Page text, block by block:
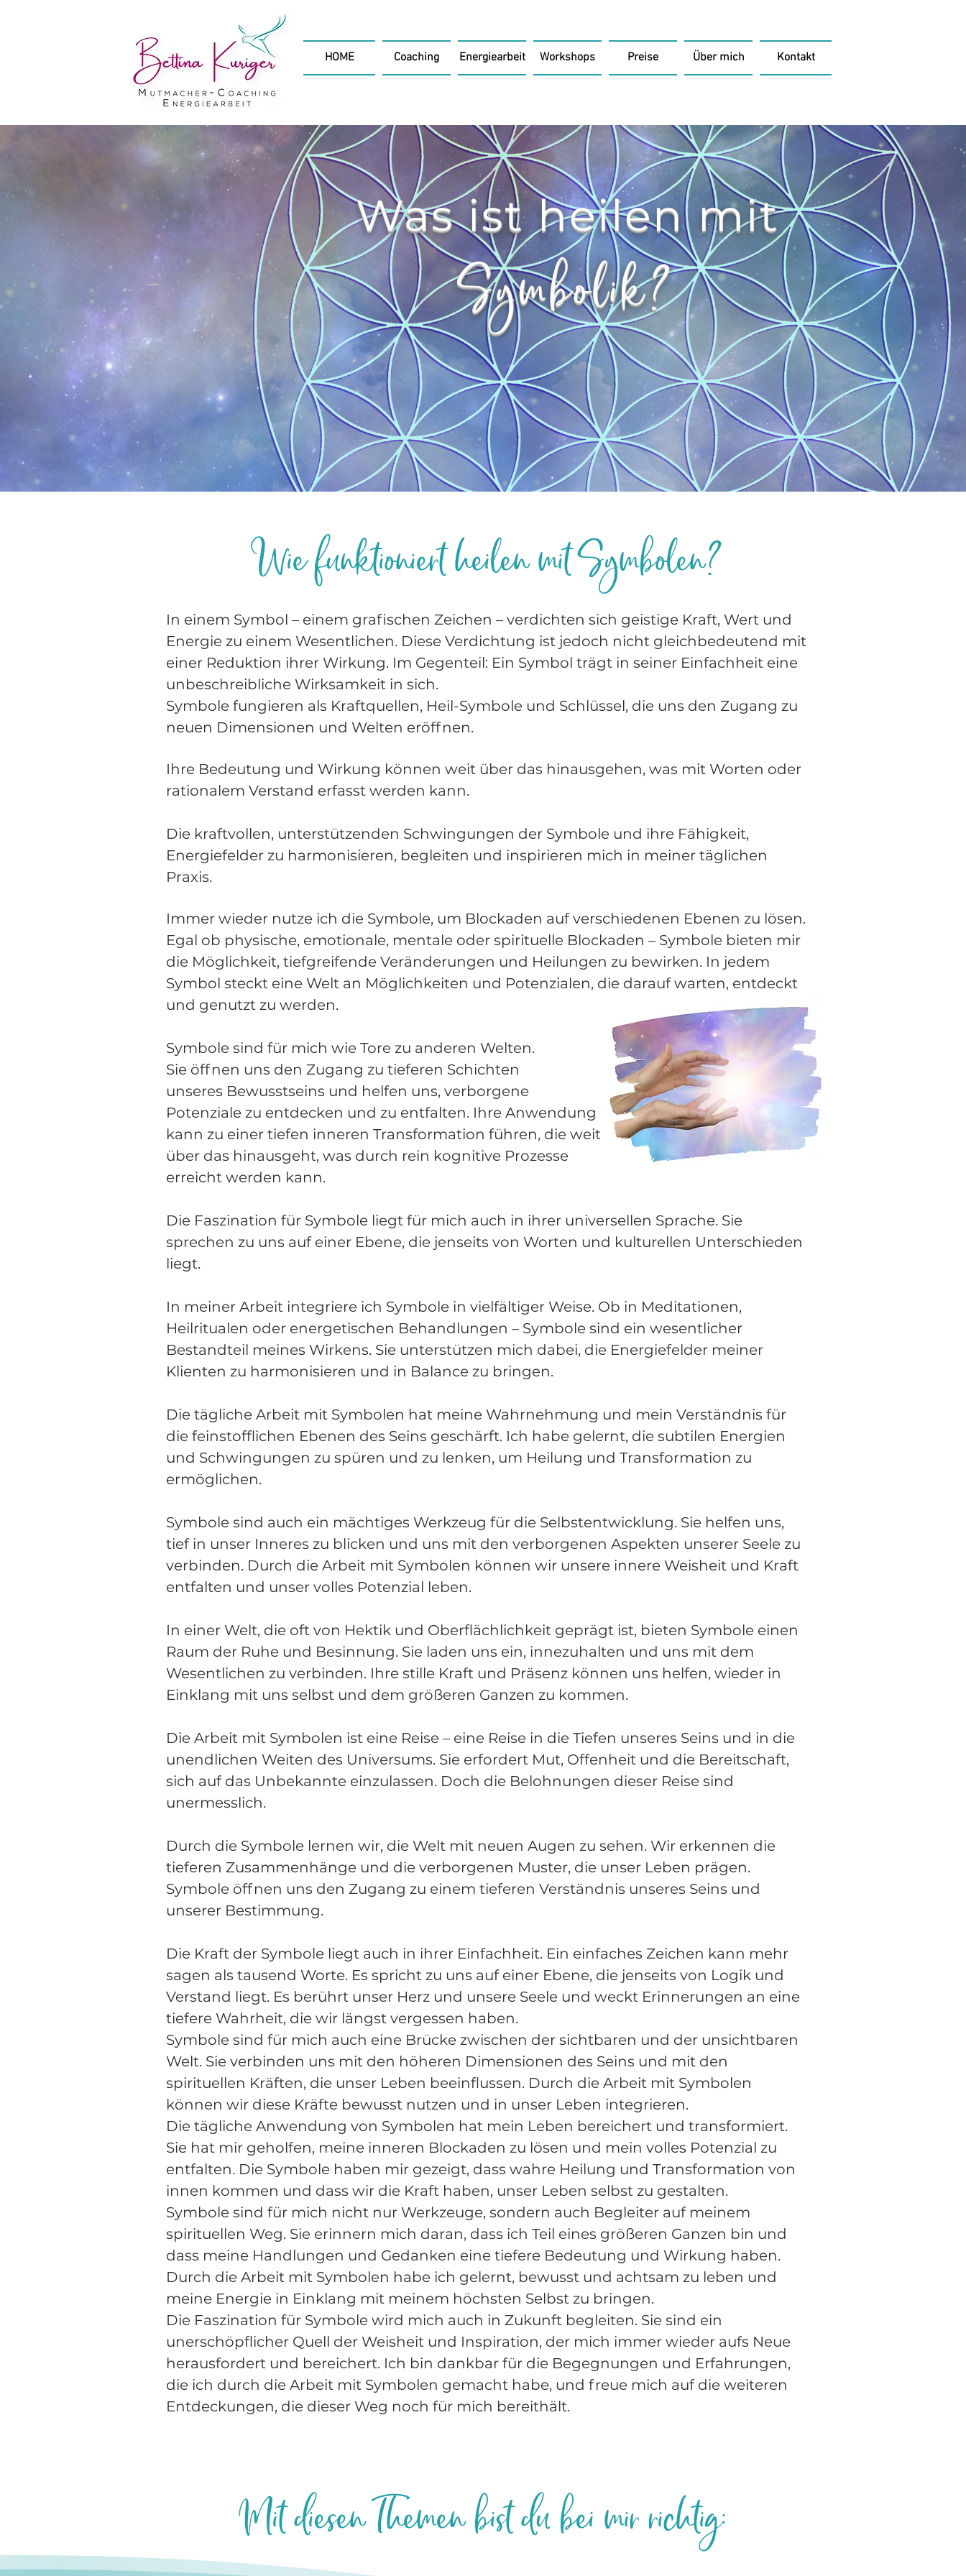
HOME Coaching Energiearbeit Workshops Preise Über mich Kontakt
Was ist heilen mit
Symbolik?
Wie funktioniert heilen mit Symbolen?
In einem Symbol – einem grafischen Zeichen – verdichten sich geistige Kraft, Wert und
Energie zu einem Wesentlichen. Diese Verdichtung ist jedoch nicht gleichbedeutend mit
einer Reduktion ihrer Wirkung. Im Gegenteil: Ein Symbol trägt in seiner Einfachheit eine
unbeschreibliche Wirksamkeit in sich.
Symbole fungieren als Kraftquellen, Heil-Symbole und Schlüssel, die uns den Zugang zu
neuen Dimensionen und Welten eröffnen.
Ihre Bedeutung und Wirkung können weit über das hinausgehen, was mit Worten oder
rationalem Verstand erfasst werden kann.
Die kraftvollen, unterstützenden Schwingungen der Symbole und ihre Fähigkeit,
Energiefelder zu harmonisieren, begleiten und inspirieren mich in meiner täglichen
Praxis.
Immer wieder nutze ich die Symbole, um Blockaden auf verschiedenen Ebenen zu lösen.
Egal ob physische, emotionale, mentale oder spirituelle Blockaden – Symbole bieten mir
die Möglichkeit, tiefgreifende Veränderungen und Heilungen zu bewirken. In jedem
Symbol steckt eine Welt an Möglichkeiten und Potenzialen, die darauf warten, entdeckt
und genutzt zu werden.
Symbole sind für mich wie Tore zu anderen Welten.
Sie öffnen uns den Zugang zu tieferen Schichten
unseres Bewusstseins und helfen uns, verborgene
Potenziale zu entdecken und zu entfalten. Ihre Anwendung
kann zu einer tiefen inneren Transformation führen, die weit
über das hinausgeht, was durch rein kognitive Prozesse
erreicht werden kann.
Die Faszination für Symbole liegt für mich auch in ihrer universellen Sprache. Sie
sprechen zu uns auf einer Ebene, die jenseits von Worten und kulturellen Unterschieden
liegt.
In meiner Arbeit integriere ich Symbole in vielfältiger Weise. Ob in Meditationen,
Heilritualen oder energetischen Behandlungen – Symbole sind ein wesentlicher
Bestandteil meines Wirkens. Sie unterstützen mich dabei, die Energiefelder meiner
Klienten zu harmonisieren und in Balance zu bringen.
Die tägliche Arbeit mit Symbolen hat meine Wahrnehmung und mein Verständnis für
die feinstofflichen Ebenen des Seins geschärft. Ich habe gelernt, die subtilen Energien
und Schwingungen zu spüren und zu lenken, um Heilung und Transformation zu
ermöglichen.
Symbole sind auch ein mächtiges Werkzeug für die Selbstentwicklung. Sie helfen uns,
tief in unser Inneres zu blicken und uns mit den verborgenen Aspekten unserer Seele zu
verbinden. Durch die Arbeit mit Symbolen können wir unsere innere Weisheit und Kraft
entfalten und unser volles Potenzial leben.
In einer Welt, die oft von Hektik und Oberflächlichkeit geprägt ist, bieten Symbole einen
Raum der Ruhe und Besinnung. Sie laden uns ein, innezuhalten und uns mit dem
Wesentlichen zu verbinden. Ihre stille Kraft und Präsenz können uns helfen, wieder in
Einklang mit uns selbst und dem größeren Ganzen zu kommen.
Die Arbeit mit Symbolen ist eine Reise – eine Reise in die Tiefen unseres Seins und in die
unendlichen Weiten des Universums. Sie erfordert Mut, Offenheit und die Bereitschaft,
sich auf das Unbekannte einzulassen. Doch die Belohnungen dieser Reise sind
unermesslich.
Durch die Symbole lernen wir, die Welt mit neuen Augen zu sehen. Wir erkennen die
tieferen Zusammenhänge und die verborgenen Muster, die unser Leben prägen.
Symbole öffnen uns den Zugang zu einem tieferen Verständnis unseres Seins und
unserer Bestimmung.
Die Kraft der Symbole liegt auch in ihrer Einfachheit. Ein einfaches Zeichen kann mehr
sagen als tausend Worte. Es spricht zu uns auf einer Ebene, die jenseits von Logik und
Verstand liegt. Es berührt unser Herz und unsere Seele und weckt Erinnerungen an eine
tiefere Wahrheit, die wir längst vergessen haben.
Symbole sind für mich auch eine Brücke zwischen der sichtbaren und der unsichtbaren
Welt. Sie verbinden uns mit den höheren Dimensionen des Seins und mit den
spirituellen Kräften, die unser Leben beeinflussen. Durch die Arbeit mit Symbolen
können wir diese Kräfte bewusst nutzen und in unser Leben integrieren.
Die tägliche Anwendung von Symbolen hat mein Leben bereichert und transformiert.
Sie hat mir geholfen, meine inneren Blockaden zu lösen und mein volles Potenzial zu
entfalten. Die Symbole haben mir gezeigt, dass wahre Heilung und Transformation von
innen kommen und dass wir die Kraft haben, unser Leben selbst zu gestalten.
Symbole sind für mich nicht nur Werkzeuge, sondern auch Begleiter auf meinem
spirituellen Weg. Sie erinnern mich daran, dass ich Teil eines größeren Ganzen bin und
dass meine Handlungen und Gedanken eine tiefere Bedeutung und Wirkung haben.
Durch die Arbeit mit Symbolen habe ich gelernt, bewusst und achtsam zu leben und
meine Energie in Einklang mit meinem höchsten Selbst zu bringen.
Die Faszination für Symbole wird mich auch in Zukunft begleiten. Sie sind ein
unerschöpflicher Quell der Weisheit und Inspiration, der mich immer wieder aufs Neue
herausfordert und bereichert. Ich bin dankbar für die Begegnungen und Erfahrungen,
die ich durch die Arbeit mit Symbolen gemacht habe, und freue mich auf die weiteren
Entdeckungen, die dieser Weg noch für mich bereithält.
Mit diesen Themen bist du bei mir richtig: